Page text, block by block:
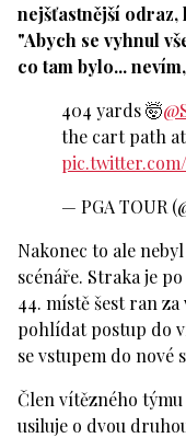
nejšťastnější odraz,
"Abych se vyhnul
co tam bylo...
404 yards 🤯
the cart path
— PGA TOUR
Nakonec to ale
scénáře. Straka je
44. místě šest ran
pohlídat postup do
se vstupem do nové
Člen vítězného
usiluje o dvou